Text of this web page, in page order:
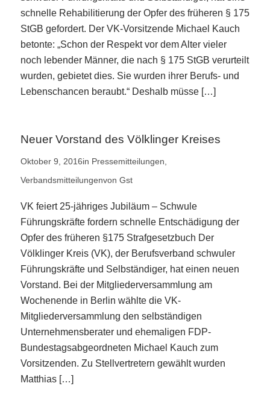
schnelle Rehabilitierung der Opfer des früheren § 175
StGB gefordert. Der VK-Vorsitzende Michael Kauch
betonte: „Schon der Respekt vor dem Alter vieler
noch lebender Männer, die nach § 175 StGB verurteilt
wurden, gebietet dies. Sie wurden ihrer Berufs- und
Lebenschancen beraubt.“ Deshalb müsse […]
Neuer Vorstand des Völklinger Kreises
Oktober 9, 2016in Pressemitteilungen
Verbandsmitteilungenvon Gst
VK feiert 25-jähriges Jubiläum – Schwule
Führungskräfte fordern schnelle Entschädigung der
Opfer des früheren §175 Strafgesetzbuch Der
Völklinger Kreis (VK), der Berufsverband schwuler
Führungskräfte und Selbständiger, hat einen neuen
Vorstand. Bei der Mitgliederversammlung am
Wochenende in Berlin wählte die VK-
Mitgliederversammlung den selbständigen
Unternehmensberater und ehemaligen FDP-
Bundestagsabgeordneten Michael Kauch zum
Vorsitzenden. Zu Stellvertretern gewählt wurden
Matthias […]